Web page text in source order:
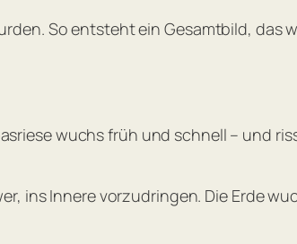
So entsteht ein Gesamtbild, das
wuchs früh und schnell – und
ins Innere vorzudringen. Die Erde